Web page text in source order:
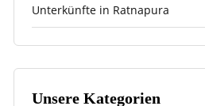
Unterkünfte in Ratnapura
Unsere Kategorien